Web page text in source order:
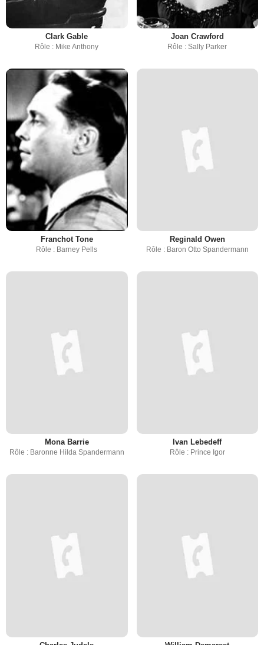
Clark Gable
Rôle : Mike Anthony
Joan Crawford
Rôle : Sally Parker
Franchot Tone
Rôle : Barney Pells
Reginald Owen
Rôle : Baron Otto Spandermann
Mona Barrie
Rôle : Baronne Hilda Spandermann
Ivan Lebedeff
Rôle : Prince Igor